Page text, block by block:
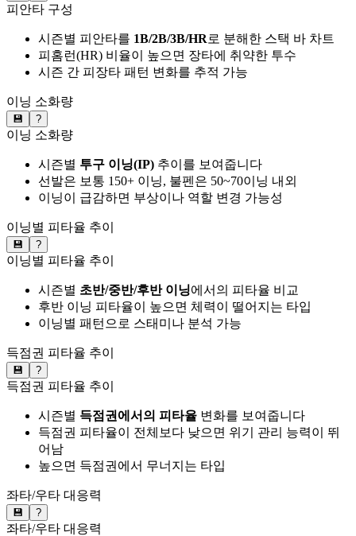
피안타 구성
시즌별 피안타를 1B/2B/3B/HR로 분해한 스택 바 차트
피홈런(HR) 비율이 높으면 장타에 취약한 투수
시즌 간 피장타 패턴 변화를 추적 가능
이닝 소화량
💾 ?
이닝 소화량
시즌별 투구 이닝(IP) 추이를 보여줍니다
선발은 보통 150+ 이닝, 불펜은 50~70이닝 내외
이닝이 급감하면 부상이나 역할 변경 가능성
이닝별 피타율 추이
💾 ?
이닝별 피타율 추이
시즌별 초반/중반/후반 이닝에서의 피타율 비교
후반 이닝 피타율이 높으면 체력이 떨어지는 타입
이닝별 패턴으로 스태미나 분석 가능
득점권 피타율 추이
💾 ?
득점권 피타율 추이
시즌별 득점권에서의 피타율 변화를 보여줍니다
득점권 피타율이 전체보다 낮으면 위기 관리 능력이 뛰
어남
높으면 득점권에서 무너지는 타입
좌타/우타 대응력
💾 ?
좌타/우타 대응력